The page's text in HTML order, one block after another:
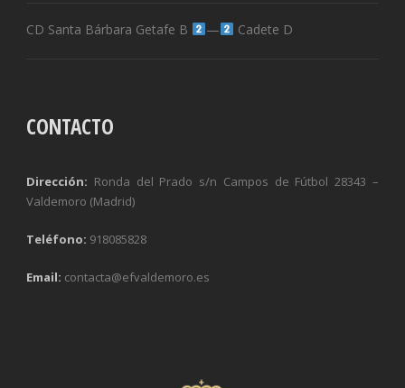
CD Santa Bárbara Getafe B — Cadete D
CONTACTO
Dirección: Ronda del Prado s/n Campos de Fútbol 28343 –
Valdemoro (Madrid)
Teléfono: 918085828
Email: contacta@efvaldemoro.es